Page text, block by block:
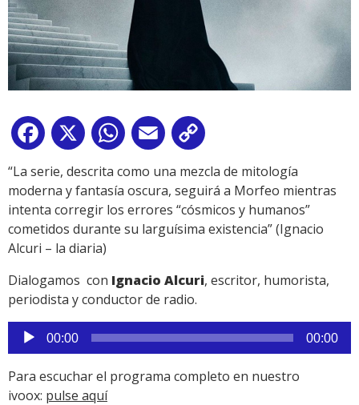
Facebook
X WhatsApp
Email
Link
“La serie, descrita como una mezcla de mitología
moderna y fantasía oscura, seguirá a Morfeo mientras
intenta corregir los errores “cósmicos y humanos”
cometidos durante su larguísima existencia” (Ignacio
Alcuri – la diaria)
Dialogamos con Ignacio Alcuri, escritor, humorista,
periodista y conductor de radio.
Reproductor
de
audio
00:00 00:00
Para escuchar el programa completo en nuestro
ivoox: pulse aquí